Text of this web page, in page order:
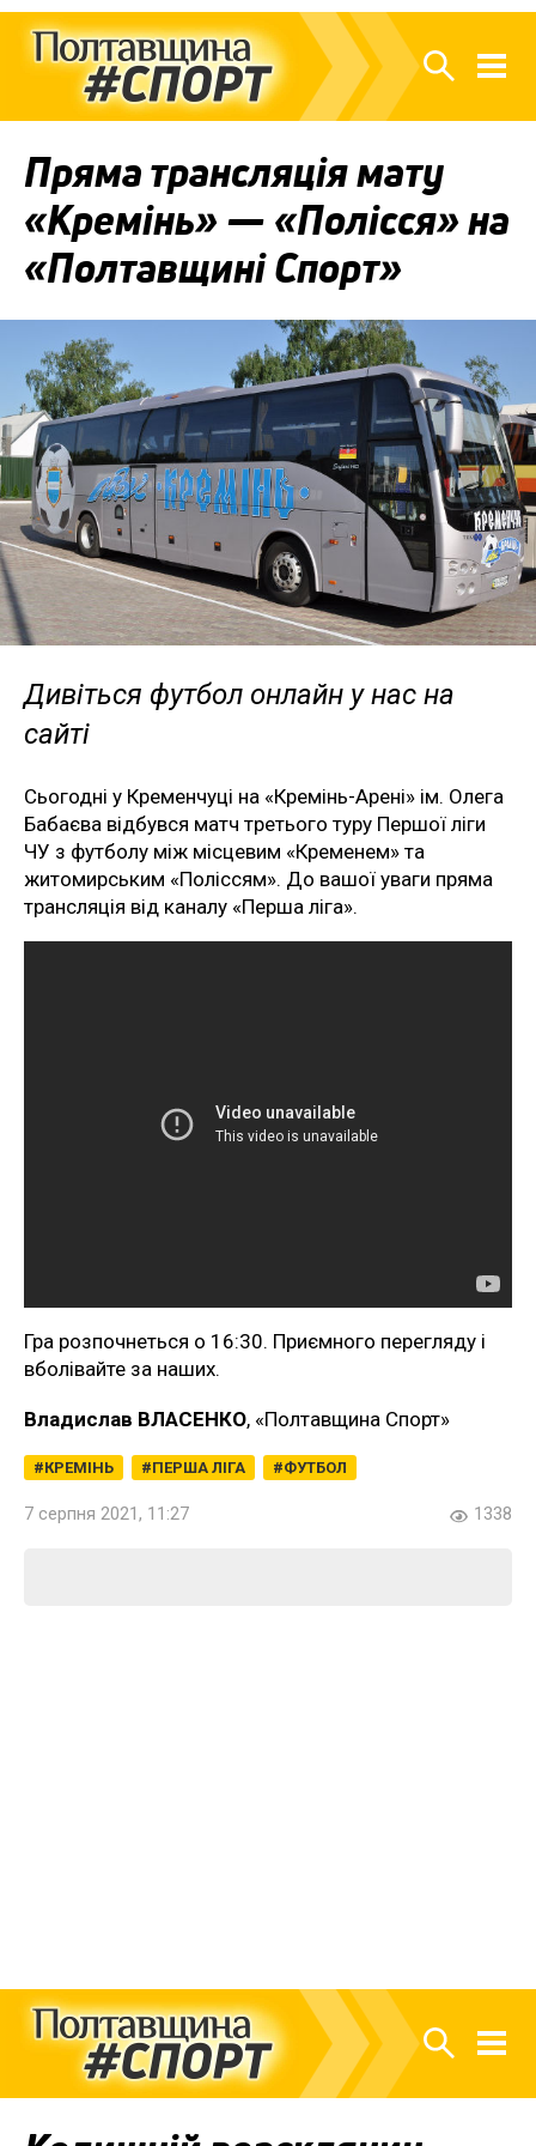
Пряма трансляція мату
«Кремінь» — «Полісся» на
«Полтавщині Спорт»
Дивіться футбол онлайн у нас на
сайті
Сьогодні у Кременчуці на «Кремінь-Арені» ім. Олега
Бабаєва відбувся матч третього туру Першої ліги
ЧУ з футболу між місцевим «Кременем» та
житомирським «Поліссям». До вашої уваги пряма
трансляція від каналу «Перша ліга».
Гра розпочнеться о 16:30. Приємного перегляду і
вболівайте за наших.
Владислав ВЛАСЕНКО, «Полтавщина Спорт»
КРЕМІНЬ ПЕРША ЛІГА ФУТБОЛ
7 серпня 2021, 11:27 1338